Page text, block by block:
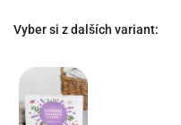
Vyber si z dalších variant: